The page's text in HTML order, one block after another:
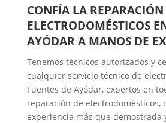
CONFÍA LA REPARACIÓN
ELECTRODOMÉSTICOS
AYÓDAR A MANOS DE
Tenemos técnicos autorizados y
cualquier servicio técnico de
Fuentes de Ayódar, expertos en
reparación de electrodomésticos,
experiencia más que demostrada